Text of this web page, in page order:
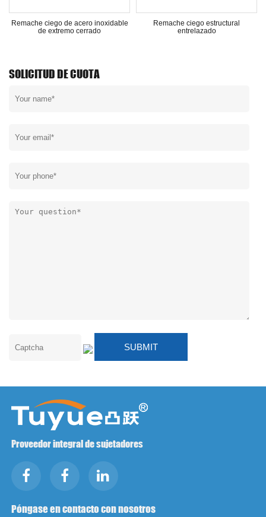
Remache ciego de acero inoxidable
de extremo cerrado
Remache ciego estructural
entrelazado
SOLICITUD DE CUOTA
Proveedor integral de sujetadores
Póngase en contacto con nosotros